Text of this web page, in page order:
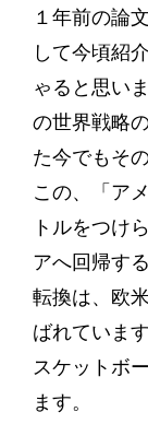
１年前の論
して今頃紹
ゃると思い
の世界戦略
た今でもそ
この、「ア
トルをつけ
アへ回帰す
転換は、欧
ばれていま
スケットボ
ます。